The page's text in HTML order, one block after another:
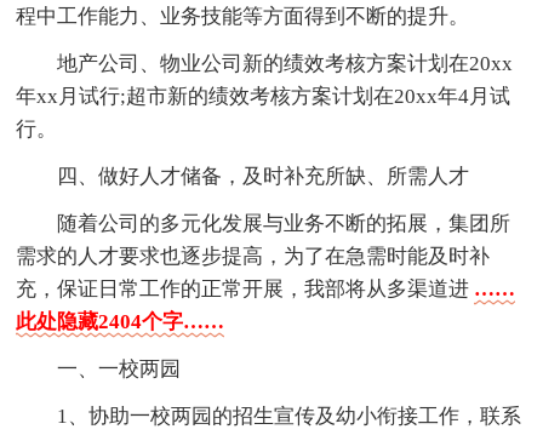
程中工作能力、业务技能等方面得到不断的提升。
地产公司、物业公司新的绩效考核方案计划在20xx
年xx月试行;超市新的绩效考核方案计划在20xx年4月试
行。
四、做好人才储备，及时补充所缺、所需人才
随着公司的多元化发展与业务不断的拓展，集团所
需求的人才要求也逐步提高，为了在急需时能及时补
充，保证日常工作的正常开展，我部将从多渠道进 ……
此处隐藏2404个字……
一、一校两园
1、协助一校两园的招生宣传及幼小衔接工作，联系